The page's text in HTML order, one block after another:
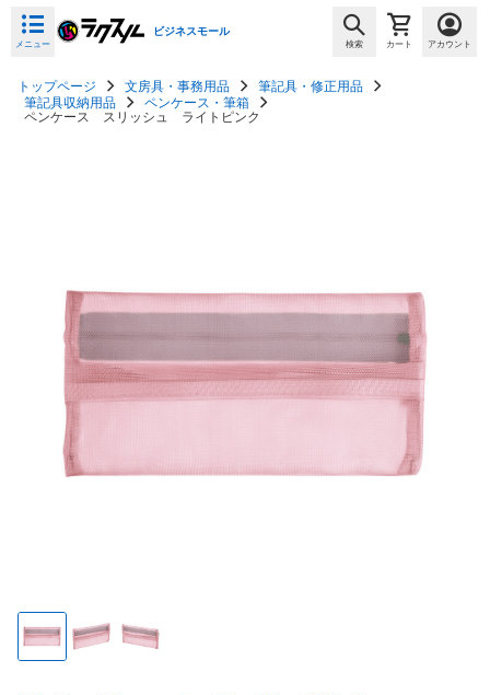
メニュー
ビジネスモール
検索 カート アカウント
トップページ 文房具・事務用品
筆記具・修正用品
筆記具収納用品
ペンケース・筆箱
ペンケース スリッシュ ライトピンク